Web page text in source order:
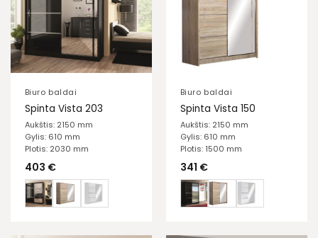
Biuro baldai
Spinta Vista 203
Aukštis: 2150 mm
Gylis: 610 mm
Plotis: 2030 mm
403 €
Biuro baldai
Spinta Vista 150
Aukštis: 2150 mm
Gylis: 610 mm
Plotis: 1500 mm
341 €